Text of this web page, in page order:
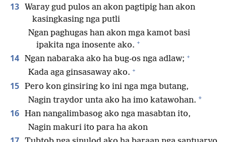
13 Waray gud pulos an akon pagtipig han akon
kasingkasing nga putli
Ngan paghugas han akon mga kamot basi
ipakita nga inosente ako. +
14 Ngan nabaraka ako ha bug-os nga adlaw; +
Kada aga ginsasaway ako. +
15 Pero kon ginsiring ko ini nga mga butang,
Nagin traydor unta ako ha imo katawohan. *
16 Han nangalimbasog ako nga masabtan ito,
Nagin makuri ito para ha akon